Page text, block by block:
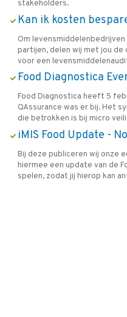
stakeholders.
Kan ik kosten
Om
partijen, delen wij met jou
voor een
Food Diagnostica
Food Diagnostica heeft 5
QAssurance was er bij. Het
die betrokken is bij micro
iMIS Food Update -
Bij deze publiceren wij onze
hiermee een update van de
spelen, zodat jij hierop kan